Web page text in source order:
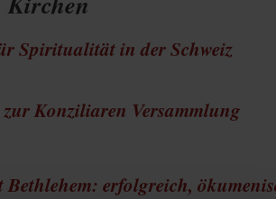
Spiritualität in der Schweiz
zur Konziliaren Versammlung
Bethlehem: erfolgreich,